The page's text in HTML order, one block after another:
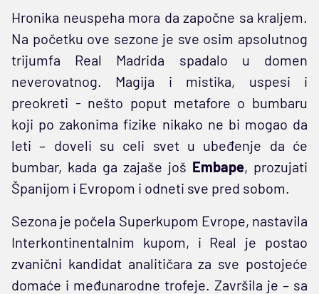
Hronika neuspeha mora da započne sa kraljem.
Na početku ove sezone je sve osim apsolutnog
trijumfa Real Madrida spadalo u domen
neverovatnog. Magija i mistika, uspesi i
preokreti - nešto poput metafore o bumbaru
koji po zakonima fizike nikako ne bi mogao da
leti – doveli su celi svet u ubeđenje da će
bumbar, kada ga zajaše još Embape, prozujati
Španijom i Evropom i odneti sve pred sobom.
Sezona je počela Superkupom Evrope, nastavila
Interkontinentalnim kupom, i Real je postao
zvanični kandidat analitičara za sve postojeće
domaće i međunarodne trofeje. Završila je – sa